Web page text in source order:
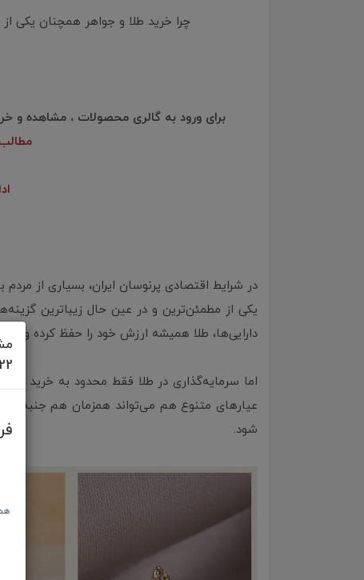
چرا خرید طلا و جواهر همچنان یکی
برای ورود به گالری محصولات ، مشاهده و
در شرایط اقتصادی پرنوسان ایران، بسیاری از
یکی از مطمئن‌ترین و در عین حال زیباترین
دارایی‌ها، طلا همیشه ارزش خود را حفظ کرده و
اما سرمایه‌گذاری در طلا فقط محدود به خرید
عیارهای متنوع هم می‌تواند همزمان هم جنبه
شود.